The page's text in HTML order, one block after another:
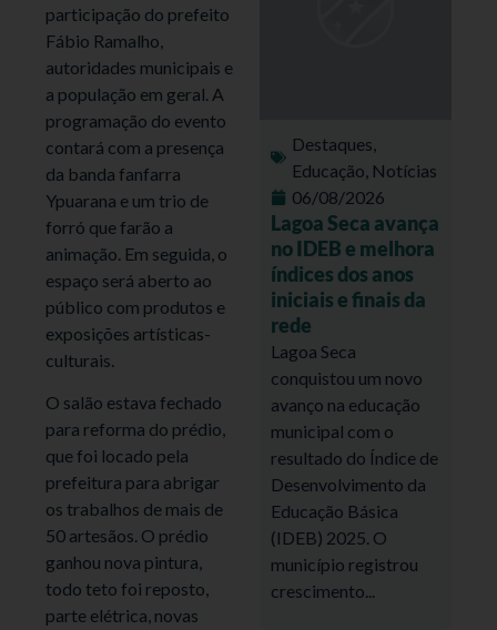
participação do prefeito
Fábio Ramalho,
autoridades municipais e
a população em geral. A
programação do evento
contará com a presença
da banda fanfarra
Ypuarana e um trio de
forró que farão a
animação. Em seguida, o
espaço será aberto ao
público com produtos e
exposições artísticas-
culturais.
O salão estava fechado
para reforma do prédio,
que foi locado pela
prefeitura para abrigar
os trabalhos de mais de
50 artesãos. O prédio
ganhou nova pintura,
todo teto foi reposto,
parte elétrica, novas
Destaques,
Educação, Notícias
06/08/2026
Lagoa Seca avança
no IDEB e melhora
índices dos anos
iniciais e finais da
rede
Lagoa Seca
conquistou um novo
avanço na educação
municipal com o
resultado do Índice de
Desenvolvimento da
Educação Básica
(IDEB) 2025. O
município registrou
crescimento...